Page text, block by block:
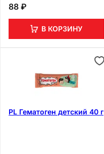
88 ₽
В КОРЗИНУ
PL Гематоген детский 40 г